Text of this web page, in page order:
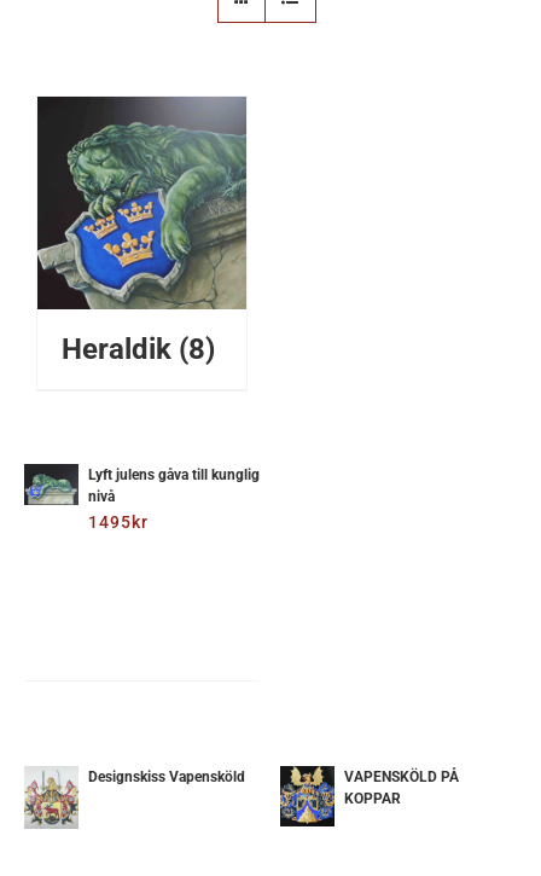
Heraldik (8)
Lyft julens gåva till kunglig
nivå
1495kr
Designskiss Vapensköld
DETALJER
VAPENSKÖLD PÅ
KOPPAR